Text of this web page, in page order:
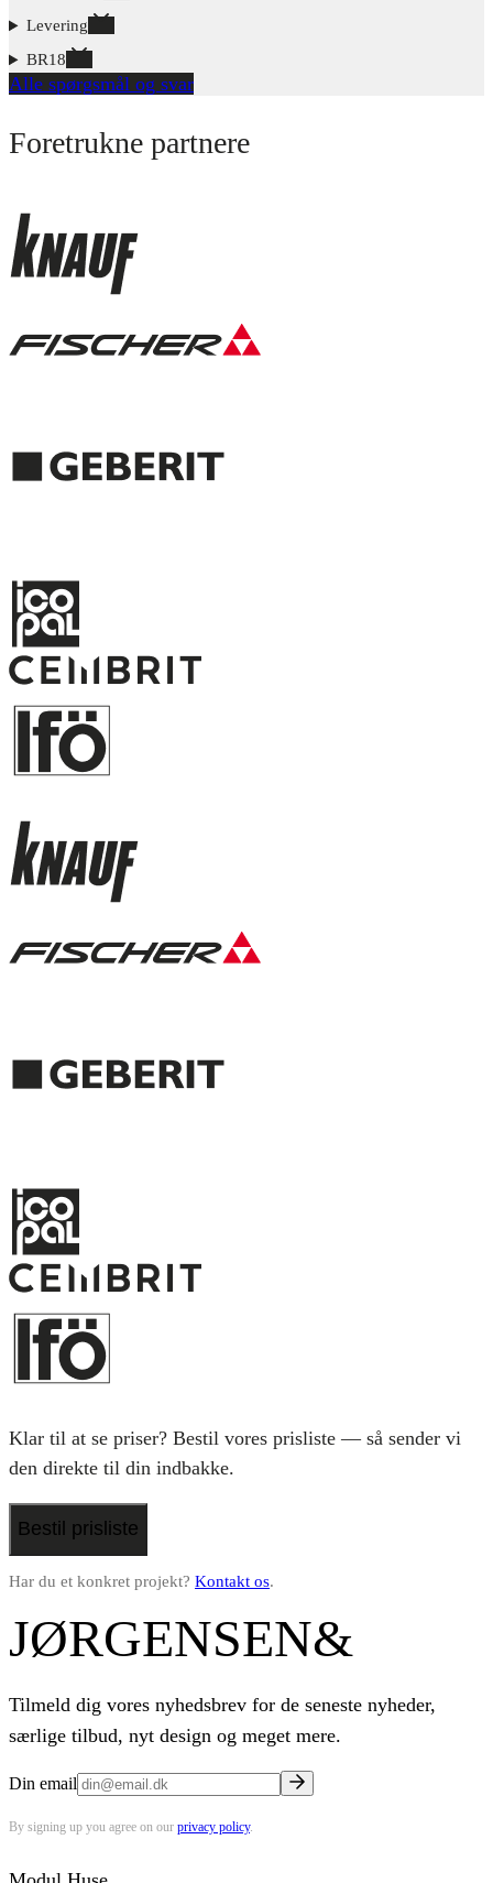
Levering
BR18
Alle spørgsmål og svar
Foretrukne partnere
Klar til at se priser? Bestil vores prisliste — så sender vi
den direkte til din indbakke.
Bestil prisliste
Har du et konkret projekt? Kontakt os.
JØRGENSEN&
Tilmeld dig vores nyhedsbrev for de seneste nyheder,
særlige tilbud, nyt design og meget mere.
Din email
By signing up you agree on our privacy policy.